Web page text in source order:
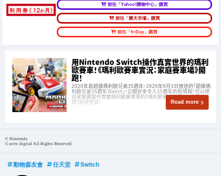
前往「Yahoo!購物中心」購買
前往「樂天市場」購買
前往「friDay」購買
用Nintendo Switch操作真實世界的瑪利
歐賽車！《瑪利歐賽車實況：家庭賽車場》開
跑！
2020年是超級瑪利歐兄弟35週年。2020年9月3日放送的「超級瑪
利歐兄弟35週年 Direct」，公開許多令人35週年的新情報！可以把
自家客廳當作真實瑪利歐賽車場的《瑪利歐賽車實況：家庭賽車
場》即將登場！ Read more
© Nintendo
© avex digital All Rights Reserved.
動物森友會 任天堂 Switch